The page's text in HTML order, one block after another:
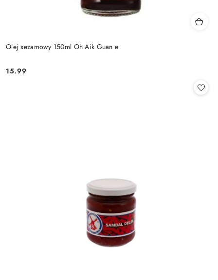
Olej sezamowy 150ml Oh Aik Guan e
Cena:
15.99